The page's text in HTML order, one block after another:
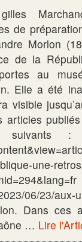
de
Morlon
de la
au
Elle a été
visible
:
une-
06/23/aux-
Dans ces
… Lire